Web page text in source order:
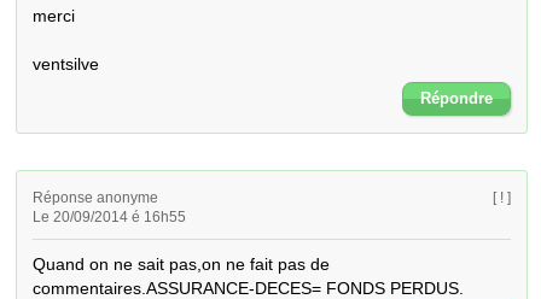
merci
ventsilve
Répondre
Réponse anonyme
Le 20/09/2014 é 16h55
[ ! ]
Quand on ne sait pas,on ne fait pas de
commentaires.ASSURANCE-DECES= FONDS PERDUS.